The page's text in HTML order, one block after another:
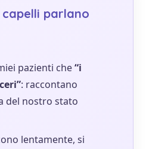
capelli parlano
pazienti che“i
: raccontano
del nostro stato
lentamente, si